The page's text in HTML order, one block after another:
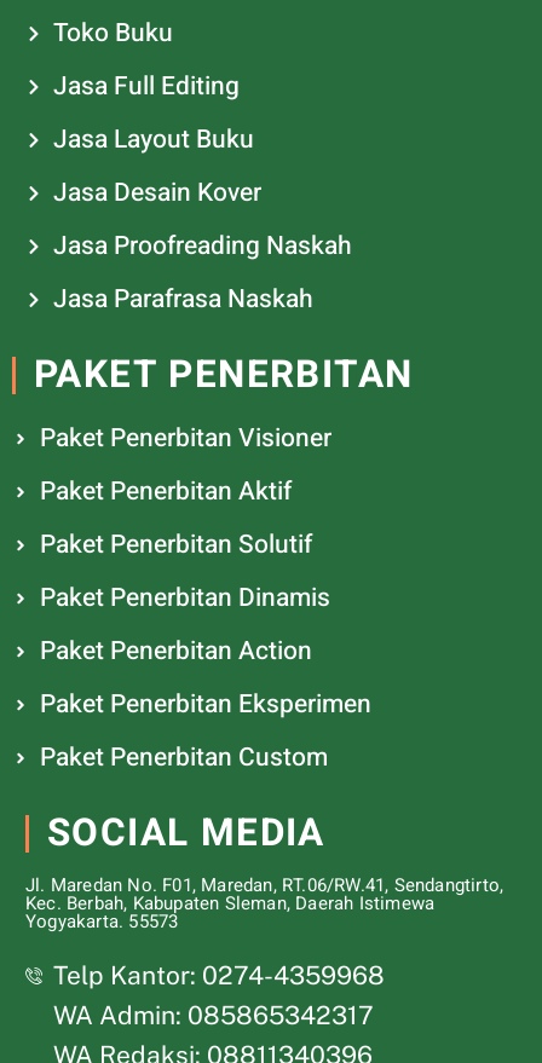
Toko Buku
Jasa Full Editing
Jasa Layout Buku
Jasa Desain Kover
Jasa Proofreading Naskah
Jasa Parafrasa Naskah
PAKET PENERBITAN
Paket Penerbitan Visioner
Paket Penerbitan Aktif
Paket Penerbitan Solutif
Paket Penerbitan Dinamis
Paket Penerbitan Action
Paket Penerbitan Eksperimen
Paket Penerbitan Custom
SOCIAL MEDIA
Jl. Maredan No. F01, Maredan, RT.06/RW.41, Sendangtirto,
Kec. Berbah, Kabupaten Sleman, Daerah Istimewa
Yogyakarta. 55573
Telp Kantor: 0274-4359968
WA Admin: 085865342317
WA Redaksi: 08811340396